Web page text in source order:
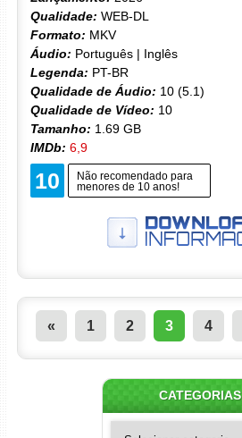
Qualidade: WEB-DL
Formato: MKV
Áudio: Português | Inglês
Legenda: PT-BR
Qualidade de Áudio: 10 (5.1)
Qualidade de Vídeo: 10
Tamanho: 1.69 GB
IMDb: 6,9
10
Não recomendado para
menores de 10 anos!
« 1 2 3 4
CATEGORIAS